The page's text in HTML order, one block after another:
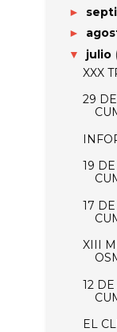
►
►
▼ julio
XXX
29
19
17
XIII
12
EL